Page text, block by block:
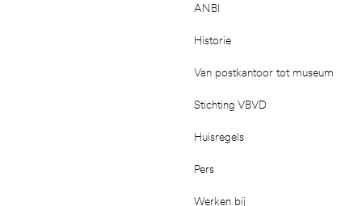
ANBI
Historie
Van postkantoor tot museum
Stichting VBVD
Huisregels
Pers
Werken bij